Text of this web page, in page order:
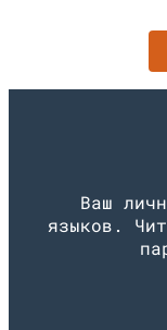
Ваш
языков.